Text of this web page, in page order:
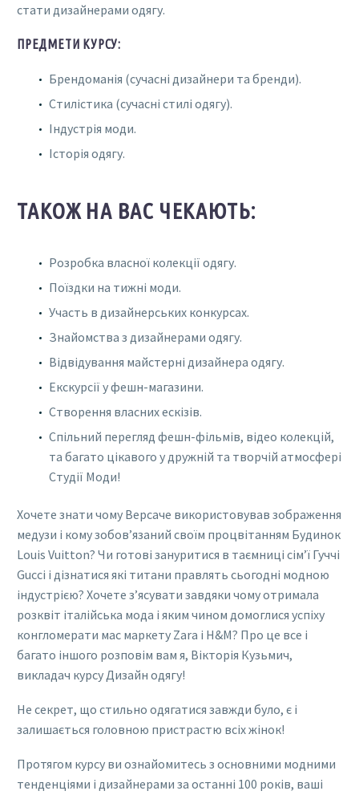
стати дизайнерами одягу.
ПРЕДМЕТИ КУРСУ:
Брендоманія (сучасні дизайнери та бренди).
Стилістика (сучасні стилі одягу).
Індустрія моди.
Історія одягу.
ТАКОЖ НА ВАС ЧЕКАЮТЬ:
Розробка власної колекції одягу.
Поїздки на тижні моди.
Участь в дизайнерських конкурсах.
Знайомства з дизайнерами одягу.
Відвідування майстерні дизайнера одягу.
Екскурсії у фешн-магазини.
Створення власних ескізів.
Спільний перегляд фешн-фільмів, відео колекцій,
та багато цікавого у дружній та творчій атмосфері
Студії Моди!
Хочете знати чому Версаче використовував зображення
медузи і кому зобов’язаний своїм процвітанням Будинок
Louis Vuitton? Чи готові зануритися в таємниці сім’ї Гуччі
Gucci і дізнатися які титани правлять сьогодні модною
індустрією? Хочете з’ясувати завдяки чому отримала
розквіт італійська мода і яким чином домоглися успіху
конгломерати мас маркету Zara і H&M? Про це все і
багато іншого розповім вам я, Вікторія Кузьмич,
викладач курсу Дизайн одягу!
Не секрет, що стильно одягатися завжди було, є і
залишається головною пристрастю всіх жінок!
Протягом курсу ви ознайомитесь з основними модними
тенденціями і дизайнерами за останні 100 років, ваші